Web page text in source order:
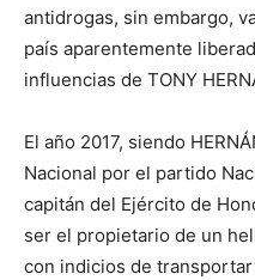
antidrogas, sin embargo,
país aparentemente
influencias de TONY
El año 2017, siendo
Nacional por el partido
capitán del Ejército de
ser el propietario de un
con indicios de